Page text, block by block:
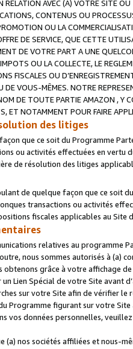
RELATION AVEC (A) VOTRE SITE
CONTENUS OU
OU LA
DE SERVICE, QUE CETTE
DE VOTRE PART A UNE
OU LA COLLECTE, LE
FISCALES OU
VOUS-MÊMES. NOTRE
DE TOUTE PARTIE AMAZON , Y
ET NOTAMMENT POUR FAIRE
des litiges
que ce soit du Programme
ou activités effectuées en vertu
de résolution des litiges
de quelque façon que ce soit
transactions ou activités
fiscales applicables au Site
relatives au programme
nous sommes autorisés à
grâce à votre affichage
Lien Spécial de votre Site avant
sur votre Site afin de vérifier
Programme figurant sur votre
vos données personnelles,
(a) nos sociétés affiliées et nous-